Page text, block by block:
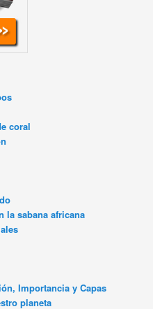
coral
la sabana africana
Importancia y Capas
planeta